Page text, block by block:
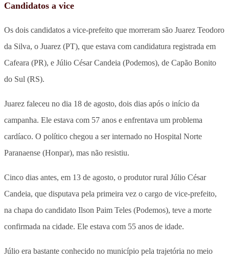
Candidatos a vice
Os dois candidatos a vice-prefeito que morreram são Juarez Teodoro
da Silva, o Juarez (PT), que estava com candidatura registrada em
Cafeara (PR), e Júlio César Candeia (Podemos), de Capão Bonito
do Sul (RS).
Juarez faleceu no dia 18 de agosto, dois dias após o início da
campanha. Ele estava com 57 anos e enfrentava um problema
cardíaco. O político chegou a ser internado no Hospital Norte
Paranaense (Honpar), mas não resistiu.
Cinco dias antes, em 13 de agosto, o produtor rural Júlio César
Candeia, que disputava pela primeira vez o cargo de vice-prefeito,
na chapa do candidato Ilson Paim Teles (Podemos), teve a morte
confirmada na cidade. Ele estava com 55 anos de idade.
Júlio era bastante conhecido no município pela trajetória no meio